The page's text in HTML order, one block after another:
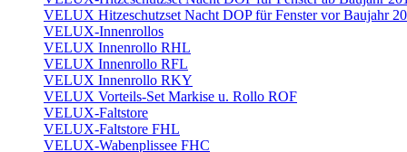
VELUX Hitzeschutzset Nacht DOP für Fenster vor Baujahr
VELUX-Innenrollos
VELUX Innenrollo RHL
VELUX Innenrollo RFL
VELUX Innenrollo RKY
VELUX Vorteils-Set Markise u. Rollo ROF
VELUX-Faltstore
VELUX-Faltstore FHL
VELUX-Wabenplissee FHC